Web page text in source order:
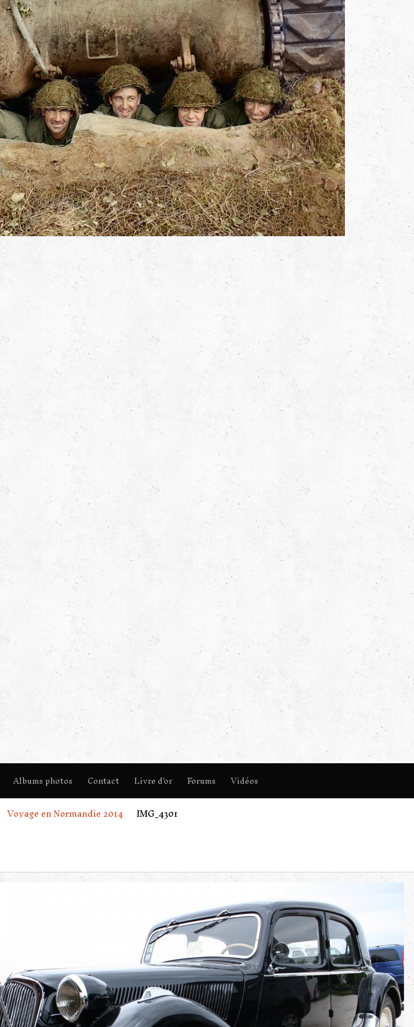
Albums photos Contact Livre d'or Forums Vidéos
Voyage en Normandie 2014 IMG_4301